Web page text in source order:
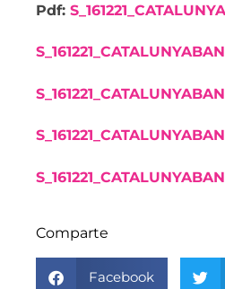
Pdf:
Comparte
Facebook